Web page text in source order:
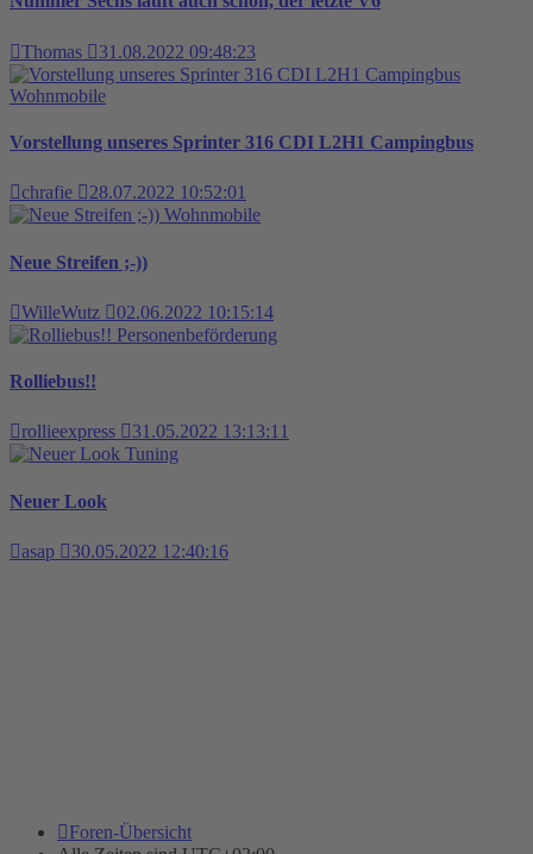
Thomas 31.08.2022 09:48:23
Wohnmobile
Vorstellung unseres Sprinter 316 CDI L2H1 Campingbus
chrafie
28.07.2022 10:52:01
Wohnmobile
Neue Streifen ;-))
WilleWutz
02.06.2022 10:15:14
Personenbeförderung
Rolliebus!!
rollieexpress
31.05.2022 13:13:11
Tuning
Neuer Look
asap 30.05.2022 12:40:16
Foren-Übersicht